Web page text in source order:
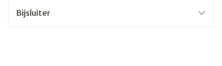
Bijsluiter